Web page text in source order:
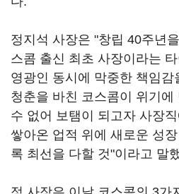
정지석 사장은 "창립 40주년
스콤 출신 최초 사장이라는
영광인 동시에 막중한 책임
청춘을 바친 코스콤이 위기
수 없어 보탬이 되고자 사장
쌓아온 업적 위에 새로운 성
록 최선을 다할 것"이라고 말